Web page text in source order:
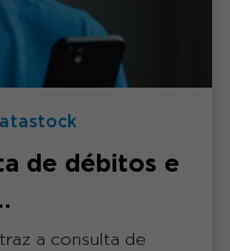
de débitos e
a consulta de